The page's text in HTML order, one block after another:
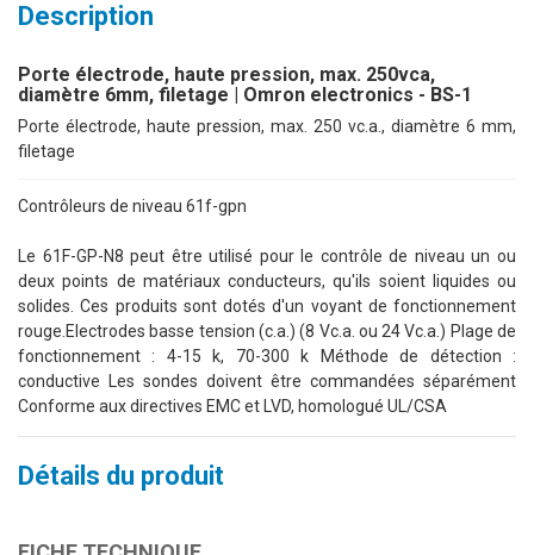
Description
Porte électrode, haute pression, max. 250vca,
diamètre 6mm, filetage | Omron electronics - BS-1
Porte électrode, haute pression, max. 250 vc.a., diamètre 6 mm,
filetage
Contrôleurs de niveau 61f-gpn
Le 61F-GP-N8 peut être utilisé pour le contrôle de niveau un ou
deux points de matériaux conducteurs, qu'ils soient liquides ou
solides. Ces produits sont dotés d'un voyant de fonctionnement
rouge.Electrodes basse tension (c.a.) (8 Vc.a. ou 24 Vc.a.) Plage de
fonctionnement : 4-15 k, 70-300 k Méthode de détection :
conductive Les sondes doivent être commandées séparément
Conforme aux directives EMC et LVD, homologué UL/CSA
Détails du produit